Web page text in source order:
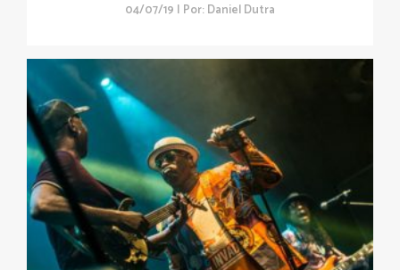
04/07/19 | Por:Daniel Dutra